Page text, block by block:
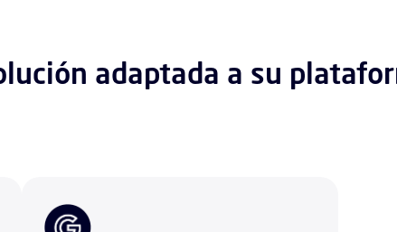
adaptada a su